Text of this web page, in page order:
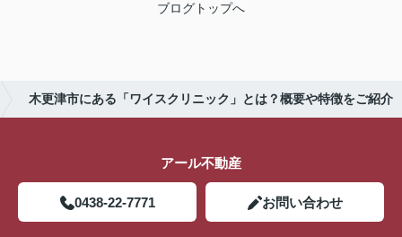
ブログトップへ
木更津市にある「ワイスクリニック」とは？概要や特徴をご紹介
アール不動産
0438-22-7771 お問い合わせ